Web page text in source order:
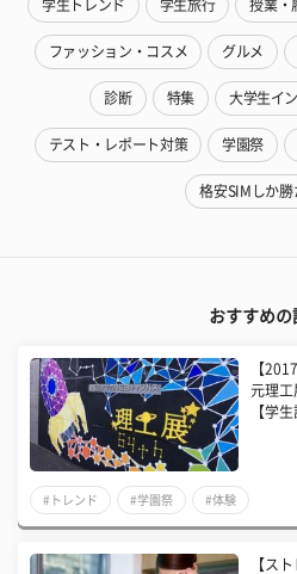
学生トレンド 学生旅行 授業・
ファッション・コスメ グルメ
診断 特集 大学生イ
テスト・レポート対策 学園祭
格安SIMしか勝
おすすめの
【
元理工
【学生
#トレンド #学園祭 #体験
【ス